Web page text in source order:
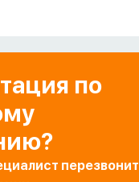
по
перезвонит